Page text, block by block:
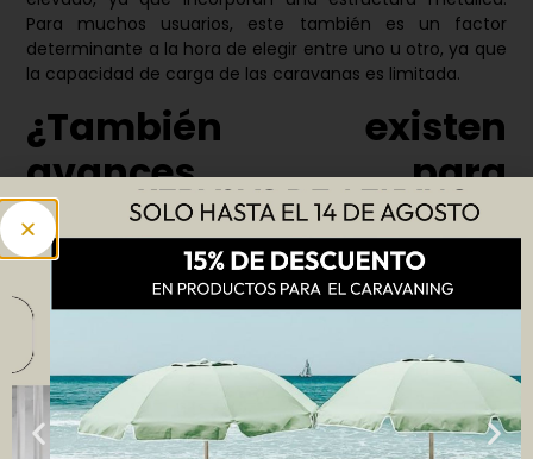
Para muchos usuarios, este también es un factor
determinante a la hora de elegir entre uno u otro, ya que
la capacidad de carga de las caravanas es limitada.
¿También existen
avances para
autocaravanas?
Sí, aunque con algunas diferencias importantes. Los
avances para autocaravanas se llaman cerramientos de
toldo y se adaptan a distintas alturas de vehículo, utilizan
sistemas de fijación específicos y suelen tener diseños
más independientes o modulares. Su elección
compensa especialmente si viajas con frecuencia y
quieres más comodidad exterior o si buscas ampliar tu
espacio sin depender del interior del vehículo.